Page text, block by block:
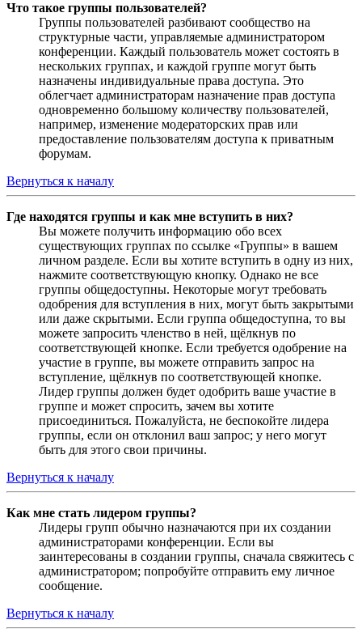
Что такое группы пользователей?
Группы пользователей разбивают сообщество на
структурные части, управляемые администратором
конференции. Каждый пользователь может состоять в
нескольких группах, и каждой группе могут быть
назначены индивидуальные права доступа. Это
облегчает администраторам назначение прав доступа
одновременно большому количеству пользователей,
например, изменение модераторских прав или
предоставление пользователям доступа к приватным
форумам.
Вернуться к началу
Где находятся группы и как мне вступить в них?
Вы можете получить информацию обо всех
существующих группах по ссылке «Группы» в вашем
личном разделе. Если вы хотите вступить в одну из них,
нажмите соответствующую кнопку. Однако не все
группы общедоступны. Некоторые могут требовать
одобрения для вступления в них, могут быть закрытыми
или даже скрытыми. Если группа общедоступна, то вы
можете запросить членство в ней, щёлкнув по
соответствующей кнопке. Если требуется одобрение на
участие в группе, вы можете отправить запрос на
вступление, щёлкнув по соответствующей кнопке.
Лидер группы должен будет одобрить ваше участие в
группе и может спросить, зачем вы хотите
присоединиться. Пожалуйста, не беспокойте лидера
группы, если он отклонил ваш запрос; у него могут
быть для этого свои причины.
Вернуться к началу
Как мне стать лидером группы?
Лидеры групп обычно назначаются при их создании
администраторами конференции. Если вы
заинтересованы в создании группы, сначала свяжитесь с
администратором; попробуйте отправить ему личное
сообщение.
Вернуться к началу